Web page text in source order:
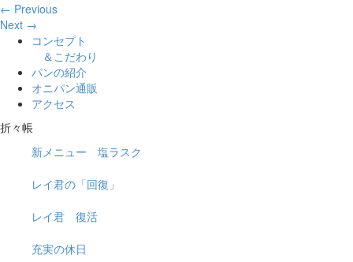
← Previous
Next →
コンセプト
＆こだわり
パンの紹介
オニパン通販
アクセス
折々帳
新メニュー 塩ラスク
レイ君の「回復」
レイ君 復活
充実の休日